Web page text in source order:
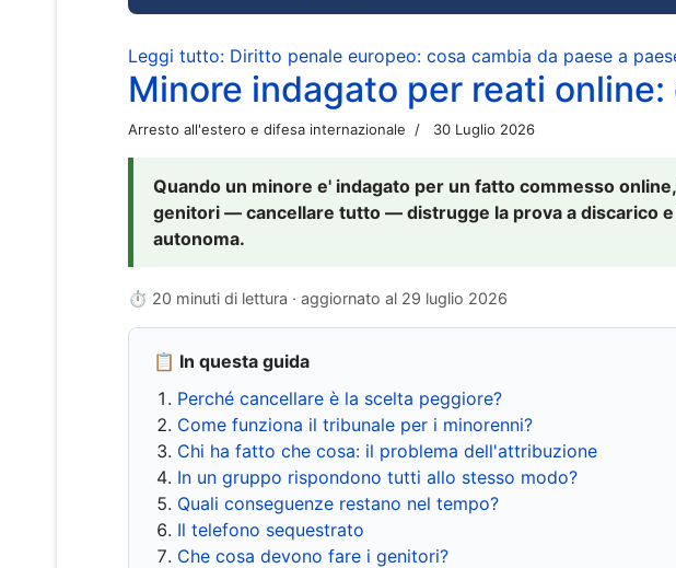
Leggi tutto: Diritto penale europeo: cosa cambia da paese a
Minore indagato per reati online:
Arresto all'estero e difesa internazionale 30 Luglio 2026
Quando un minore e' indagato per un fatto commesso
genitori — cancellare tutto — distrugge la prova a discarico
autonoma.
⏱ 20 minuti di lettura · aggiornato al 29 luglio 2026
📋 In questa guida
Perché cancellare è la scelta peggiore?
Come funziona il tribunale per i minorenni?
Chi ha fatto che cosa: il problema dell'attribuzione
In un gruppo rispondono tutti allo stesso modo?
Quali conseguenze restano nel tempo?
Il telefono sequestrato
Che cosa devono fare i genitori?